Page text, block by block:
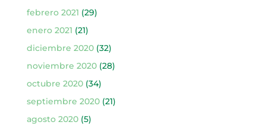
febrero 2021 (29)
enero 2021 (21)
diciembre 2020(32)
noviembre 2020(28)
octubre 2020(34)
septiembre 2020(21)
agosto 2020(5)